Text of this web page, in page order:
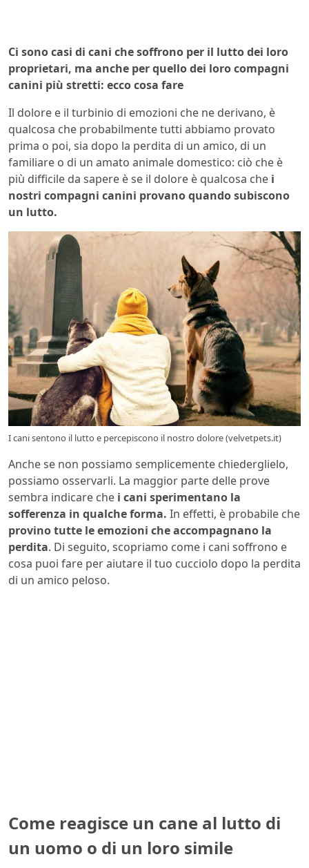
Ci sono casi di cani che soffrono per il lutto dei loro
proprietari, ma anche per quello dei loro compagni
canini più stretti: ecco cosa fare
Il dolore e il turbinio di emozioni che ne derivano, è
qualcosa che probabilmente tutti abbiamo provato
prima o poi, sia dopo la perdita di un amico, di un
familiare o di un amato animale domestico: ciò che è
più difficile da sapere è se il dolore è qualcosa che i
nostri compagni canini provano quando subiscono
un lutto.
I cani sentono il lutto e percepiscono il nostro dolore (velvetpets.it)
Anche se non possiamo semplicemente chiederglielo,
possiamo osservarli. La maggior parte delle prove
sembra indicare che i cani sperimentano la
sofferenza in qualche forma. In effetti, è probabile che
provino tutte le emozioni che accompagnano la
perdita. Di seguito, scopriamo come i cani soffrono e
cosa puoi fare per aiutare il tuo cucciolo dopo la perdita
di un amico peloso.
Come reagisce un cane al lutto di
un uomo o di un loro simile